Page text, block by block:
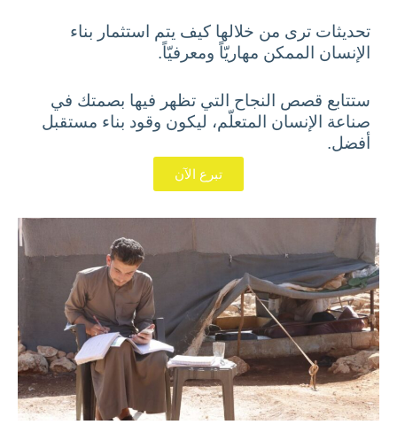
تحديثات ترى من خلالها كيف يتم استثمار بناء
الإنسان الممكن مهاريّاً ومعرفيّاً.
ستتابع قصص النجاح التي تظهر فيها بصمتك في
صناعة الإنسان المتعلّم، ليكون وقود بناء مستقبل
أفضل.
تبرع الآن